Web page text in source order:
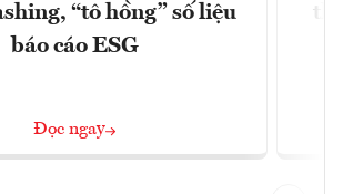
“tô hồng” số liệu
báo cáo ESG
Đọc ngay